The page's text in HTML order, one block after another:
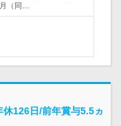
（同…
126日/前年賞与5.5ヵ